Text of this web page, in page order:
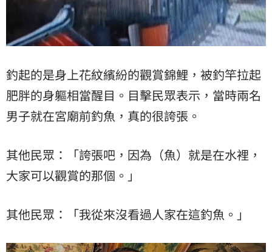
釣起的是身上花紋繽紛的觀賞錦鯉，被釣竿拉起
肥胖的身軀相當醒目。目擊民眾表示，當時兩名
男子就在宮廟前釣魚，真的很誇張。
其他民眾：「誇張吧，因為（魚）就是在水裡，
大家可以觀賞的那個。」
其他民眾：「我從來沒看過人家在這釣魚。」